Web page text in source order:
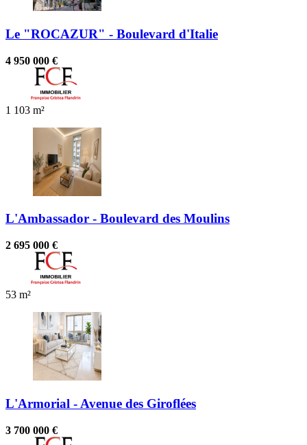
Le "ROCAZUR" - Boulevard d'Italie
4 950 000 €
1 103 m²
L'Ambassador - Boulevard des Moulins
2 695 000 €
53 m²
L'Armorial - Avenue des Giroflées
3 700 000 €